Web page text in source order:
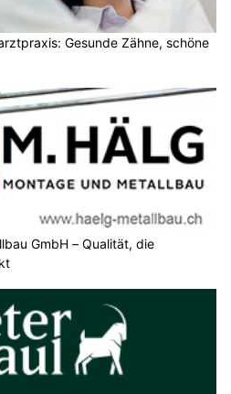
Gesunde Zähne, schöne
GmbH – Qualität, die